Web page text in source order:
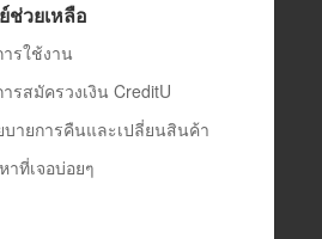
ช่วยเหลือ
รใช้งาน
รสมัครวงเงิน CreditU
ายการคืนและเปลี่ยนสินค้า
ที่เจอบ่อยๆ